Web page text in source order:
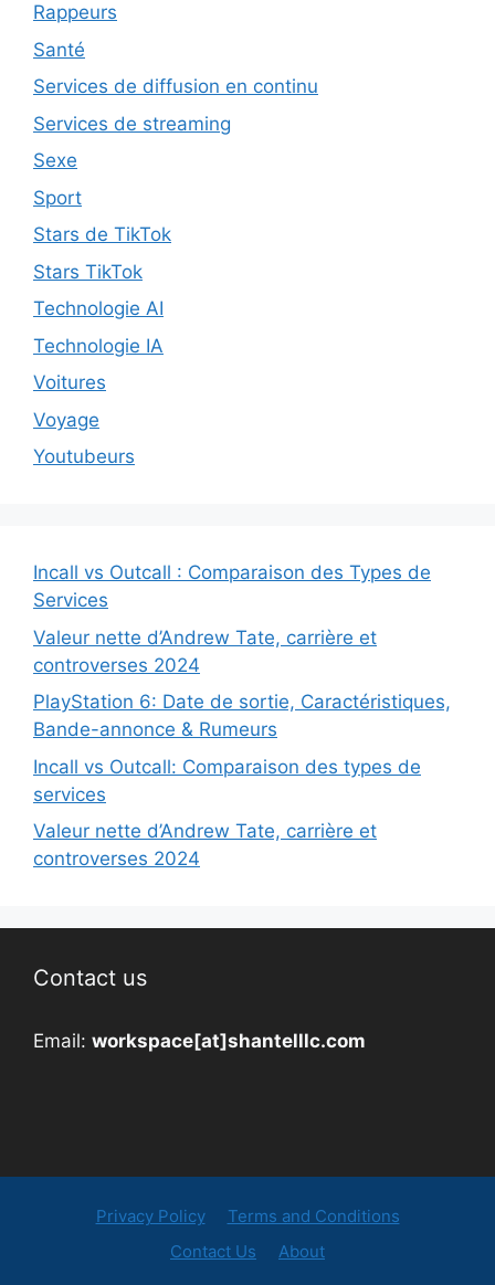
Rappeurs
Santé
Services de diffusion en continu
Services de streaming
Sexe
Sport
Stars de TikTok
Stars TikTok
Technologie AI
Technologie IA
Voitures
Voyage
Youtubeurs
Incall vs Outcall : Comparaison des Types de
Services
Valeur nette d’Andrew Tate, carrière et
controverses 2024
PlayStation 6: Date de sortie, Caractéristiques,
Bande-annonce & Rumeurs
Incall vs Outcall: Comparaison des types de
services
Valeur nette d’Andrew Tate, carrière et
controverses 2024
Contact us
Email: workspace[at]shantelllc.com
Privacy Policy
Terms and Conditions
Contact Us
About